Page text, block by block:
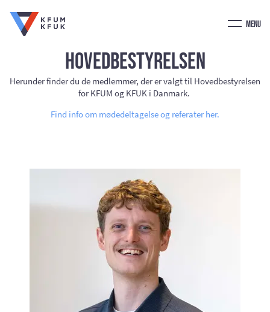
Menu
Hovedbestyrelsen
Herunder finder du de medlemmer, der er valgt til Hovedbestyrelsen
for KFUM og KFUK i Danmark.
Find info om mødedeltagelse og referater her.